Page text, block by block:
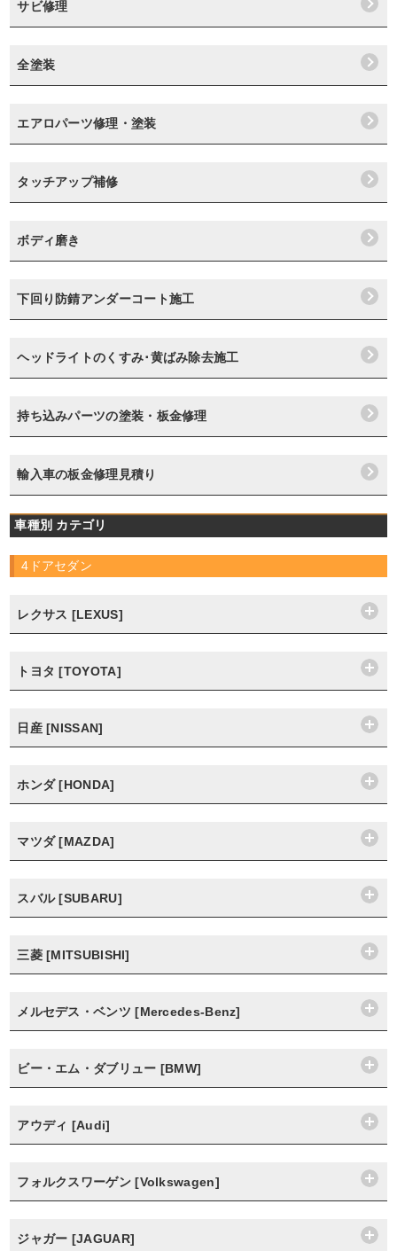
サビ修理
全塗装
エアロパーツ修理・塗装
タッチアップ補修
ボディ磨き
下回り防錆アンダーコート施工
ヘッドライトのくすみ･黄ばみ除去施工
持ち込みパーツの塗装・板金修理
輸入車の板金修理見積り
車種別 カテゴリ
4ドアセダン
レクサス [LEXUS]
トヨタ [TOYOTA]
日産 [NISSAN]
ホンダ [HONDA]
マツダ [MAZDA]
スバル [SUBARU]
三菱 [MITSUBISHI]
メルセデス・ベンツ [Mercedes-Benz]
ビー・エム・ダブリュー [BMW]
アウディ [Audi]
フォルクスワーゲン [Volkswagen]
ジャガー [JAGUAR]